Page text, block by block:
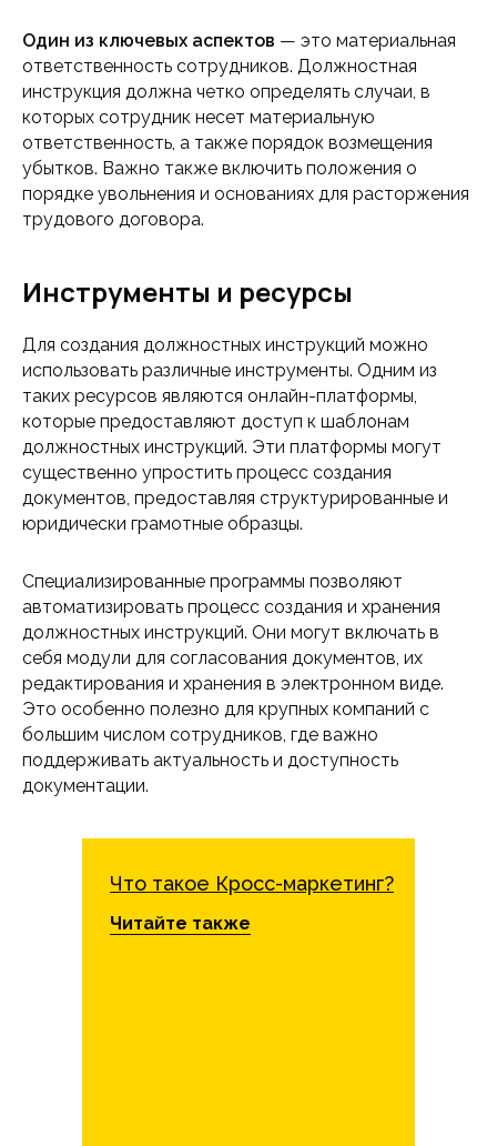
Один из ключевых аспектов — это материальная
ответственность сотрудников. Должностная
инструкция должна четко определять случаи, в
которых сотрудник несет материальную
ответственность, а также порядок возмещения
убытков. Важно также включить положения о
порядке увольнения и основаниях для расторжения
трудового договора.
Инструменты и ресурсы
Для создания должностных инструкций можно
использовать различные инструменты. Одним из
таких ресурсов являются онлайн-платформы,
которые предоставляют доступ к шаблонам
должностных инструкций. Эти платформы могут
существенно упростить процесс создания
документов, предоставляя структурированные и
юридически грамотные образцы.
Специализированные программы позволяют
автоматизировать процесс создания и хранения
должностных инструкций. Они могут включать в
себя модули для согласования документов, их
редактирования и хранения в электронном виде.
Это особенно полезно для крупных компаний с
большим числом сотрудников, где важно
поддерживать актуальность и доступность
документации.
Что такое Кросс-маркетинг?
Читайте также